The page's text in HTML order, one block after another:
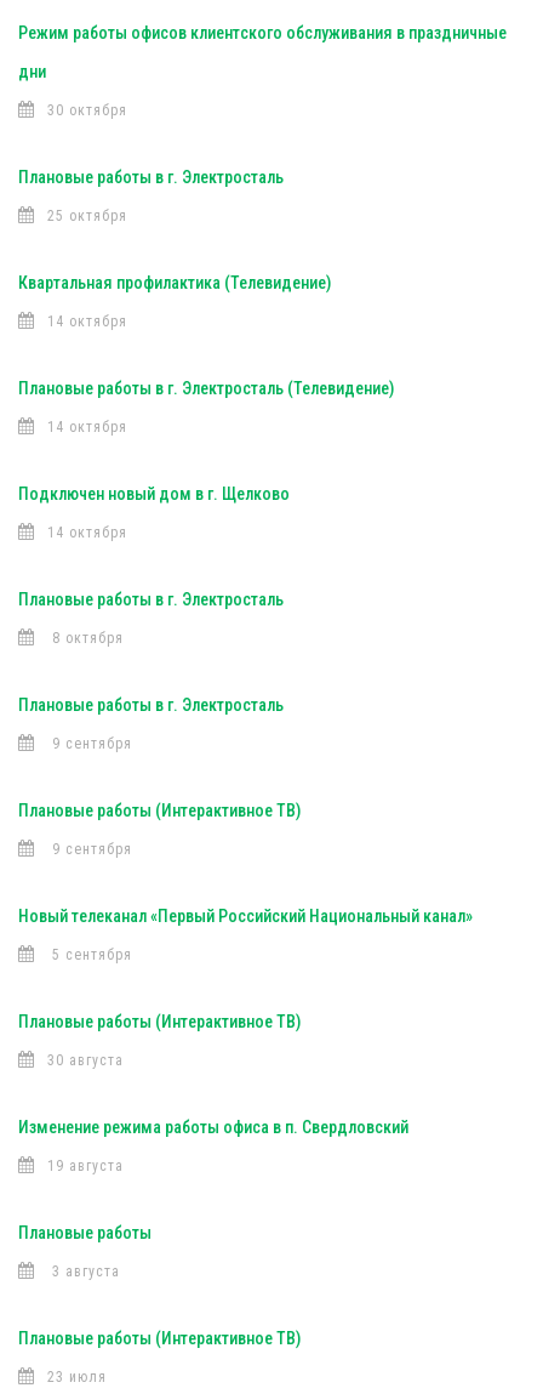
Режим работы офисов клиентского обслуживания в праздничные
дни
30 октября
Плановые работы в г. Электросталь
25 октября
Квартальная профилактика (Телевидение)
14 октября
Плановые работы в г. Электросталь (Телевидение)
14 октября
Подключен новый дом в г. Щелково
14 октября
Плановые работы в г. Электросталь
8 октября
Плановые работы в г. Электросталь
9 сентября
Плановые работы (Интерактивное ТВ)
9 сентября
Новый телеканал «Первый Российский Национальный канал»
5 сентября
Плановые работы (Интерактивное ТВ)
30 августа
Изменение режима работы офиса в п. Свердловский
19 августа
Плановые работы
3 августа
Плановые работы (Интерактивное ТВ)
23 июля